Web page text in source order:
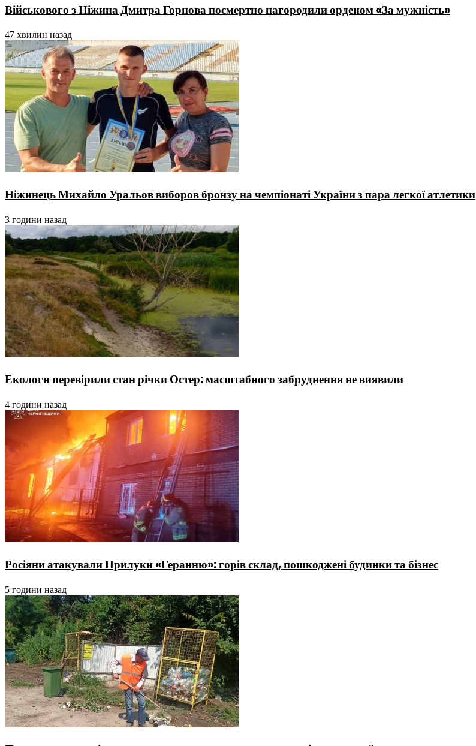
Військового з Ніжина Дмитра Горнова посмертно нагородили орденом «За мужність»
47 хвилин назад
Ніжинець Михайло Уральов виборов бронзу на чемпіонаті України з пара легкої атлетики
3 години назад
Екологи перевірили стан річки Остер: масштабного забруднення не виявили
4 години назад
Росіяни атакували Прилуки «Геранню»: горів склад, пошкоджені будинки та бізнес
5 години назад